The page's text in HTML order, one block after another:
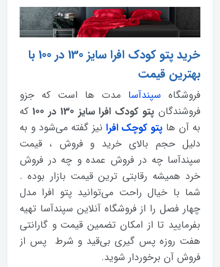
خرید پتو کودک افرا سایز 130 در 100 با
بهترین قیمت
فروشگاه سپندآسا مدت ها است که جزو
فروشندگان پتو کودک افرا سایز 130 در 100
که
به آن ها پتو کوچک افرا نیز گفته می‌شود و به
دلیل حجم بالای خرید و فروش ، قیمت
سپندآسا چه در فروش عمده و چه در فروش
خرد همیشه رقابتی ترین قیمت بازار بوده .
شما با خیال راحت می‌توانید پتو افرا مدل
چهار فصل را از فروشگاه آنلاین سپندآسا تهیه
بفرمایید تا از امکان تضمین قیمت و گارانتی
هفت روزه پس گیری بی‌قید و شرط پس از
فروش آن برخوردار شوید.